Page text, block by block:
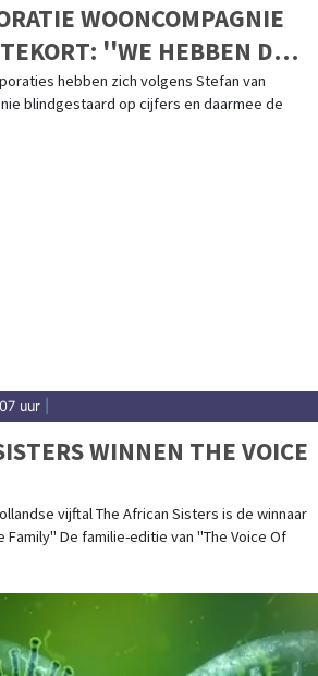
WOONCOMPAGNIE
''WE HEBBEN DE
hebben zich volgens Stefan van
blindgestaard op cijfers en daarmee de
uur
WINNEN THE VOICE
vijftal The African Sisters is de winnaar
Family" De familie-editie van "The Voice Of